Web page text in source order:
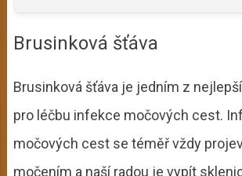
Brusinková šťáva
Brusinková šťáva je jedním z
pro léčbu infekce močových cest.
močových cest se téměř vždy
močením a naší radou je vypít